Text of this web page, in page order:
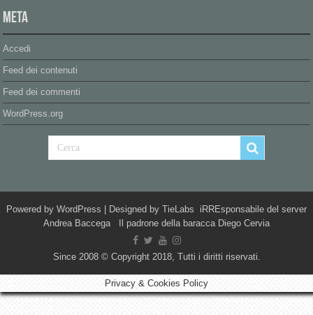
Meta
Accedi
Feed dei contenuti
Feed dei commenti
WordPress.org
Powered by WordPress | Designed by TieLabs iRREsponsabile del server
Andrea Baccega Il padrone della baracca Diego Cervia
Since 2008 © Copyright 2018, Tutti i diritti riservati.
Privacy & Cookies Policy